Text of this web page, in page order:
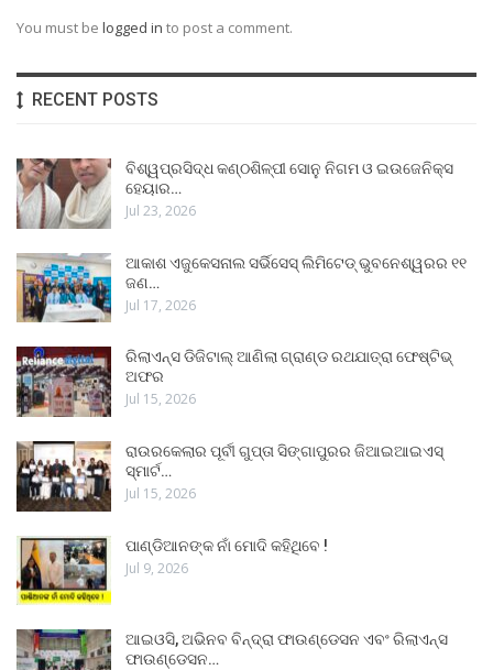
You must be logged in to post a comment.
RECENT POSTS
ବିଶ୍ୱପ୍ରସିଦ୍ଧ କଣ୍ଠଶିଳ୍ପୀ ସୋନୁ ନିଗମ ଓ ଇଉଜେନିକ୍ସ
ହେୟାର…
Jul 23, 2026
ଆକାଶ ଏଜୁକେସନାଲ ସର୍ଭିସେସ୍ ଲିମିଟେଡ୍ ଭୁବନେଶ୍ୱରର ୧୧
ଜଣ…
Jul 17, 2026
ରିଲାଏନ୍ସ ଡିଜିଟାଲ୍ ଆଣିଲା ଗ୍ରାଣ୍ଡ ରଥଯାତ୍ରା ଫେଷ୍ଟିଭ୍
ଅଫର
Jul 15, 2026
ରାଉରକେଲାର ପୂର୍ବୀ ଗୁପ୍ତା ସିଙ୍ଗାପୁରର ଜିଆଇଆଇଏସ୍
ସ୍ମାର୍ଟ…
Jul 15, 2026
ପାଣ୍ଡିଆନଙ୍କ ନାଁ ମୋଦି କହିଥିବେ !
Jul 9, 2026
ଆଇଓସି, ଅଭିନବ ବିନ୍ଦ୍ରା ଫାଉଣ୍ଡେସନ ଏବଂ ରିଲାଏନ୍ସ
ଫାଉଣ୍ଡେସନ…